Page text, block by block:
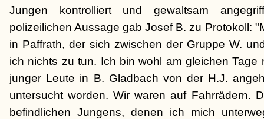
Jungen kontrolliert und gewaltsam
polizeilichen Aussage gab Josef B. zu Protokoll:
in Paffrath, der sich zwischen der Gruppe W.
ich nichts zu tun. Ich bin wohl am gleichen Tage
junger Leute in B. Gladbach von der H.J.
untersucht worden. Wir waren auf Fahrrädern.
befindlichen Jungens, denen ich mich